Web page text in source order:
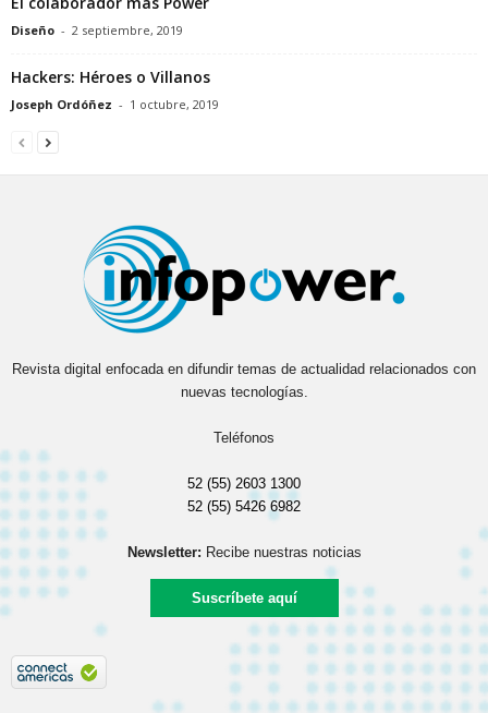
Diseño - 2 septiembre, 2019
Hackers: Héroes o Villanos
Joseph Ordóñez - 1 octubre, 2019
Revista digital enfocada en difundir temas de actualidad relacionados con
nuevas tecnologías.
Teléfonos
52 (55) 2603 1300
52 (55) 5426 6982
Newsletter: Recibe nuestras noticias
Suscríbete aquí